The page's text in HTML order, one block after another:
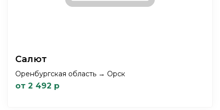
Салют
Оренбургская область → Орск
от 2 492 р